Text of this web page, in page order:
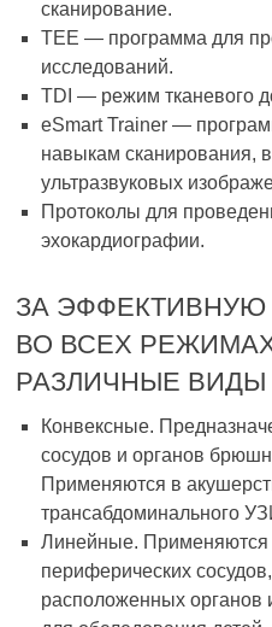
сканирование.
ТЕЕ — программа для
исследований.
TDI — режим тканевого
eSmart Trainer —
навыкам сканирования,
ультразвуковых
Протоколы для
эхокардиографии.
ЗА ЭФФЕКТИВНУЮ
ВО ВСЕХ
РАЗЛИЧНЫЕ ВИДЫ
Конвексные.
сосудов и органов
Применяются в
трансабдоминального
Линейные. Применяются
периферических
расположенных органов